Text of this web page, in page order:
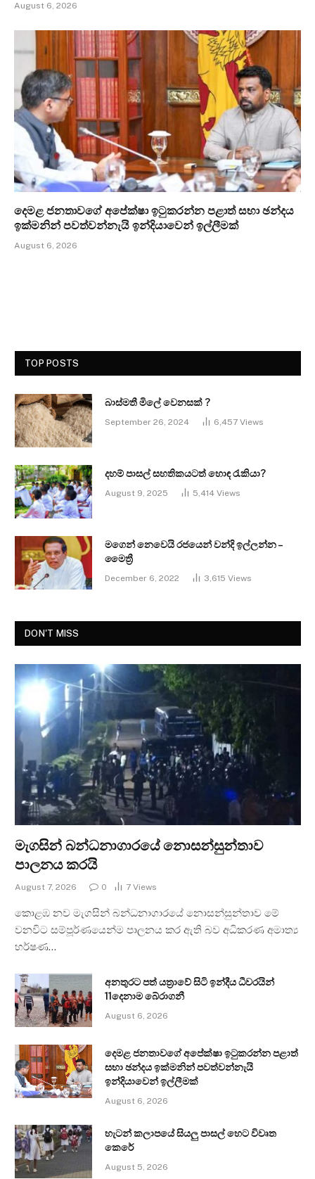
August 6, 2026
දෙමළ ජනතාවගේ අපේක්ෂා ඉටුකරන්න පළාත් සභා ඡන්දය
ඉක්මනින් පවත්වන්නැයි ඉන්දියාවෙන් ඉල්ලීමක්
August 6, 2026
TOP POSTS
බාස්මතී මිලේ වෙනසක් ?
September 26, 2024 6,457 Views
දහම් පාසල් සහතිකයටත් හොඳ රැකියා?
August 9, 2025 5,414 Views
මගෙන් නෙවෙයි රජයෙන් වන්දි ඉල්ලන්න –
මෛත්‍රී
December 6, 2022 3,615 Views
DON'T MISS
මැගසින් බන්ධනාගාරයේ නොසන්සුන්තාව
පාලනය කරයි
August 7, 2026 0 7 Views
කොළඹ නව මැගසින් බන්ධනාගාරයේ නොසන්සුන්තාව මේ
වනවිට සම්පූර්ණයෙන්ම පාලනය කර ඇති බව අධිකරණ අමාත්‍ය
හර්ෂණ…
අනතුරට පත් යත්‍රාවේ සිටි ඉන්දීය ධීවරයින්
11දෙනාම බේරාගනී
August 6, 2026
දෙමළ ජනතාවගේ අපේක්ෂා ඉටුකරන්න පළාත්
සභා ඡන්දය ඉක්මනින් පවත්වන්නැයි
ඉන්දියාවෙන් ඉල්ලීමක්
August 6, 2026
හැටන් කලාපයේ සියලු පාසල් හෙට විවෘත
කෙරේ
August 5, 2026